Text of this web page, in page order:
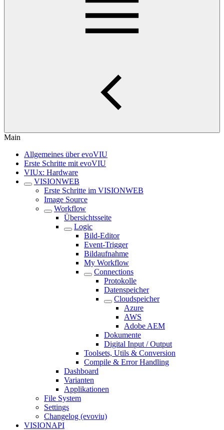
Main
Allgemeines über evoVIU
Erste Schritte mit evoVIU
VIUx: Hardware
VISIONWEB
Erste Schritte im VISIONWEB
Image Source
Workflow
Übersichtsseite
Logic
Bild-Editor
Event-Trigger
Bildaufnahme
My Workflow
Connections
Protokolle
Datenspeicher
Cloudspeicher
Azure
AWS
Adobe AEM
Dokumente
Digital Input / Output
Toolsets, Utils & Conversion
Compile & Error Handling
Dashboard
Varianten
Applikationen
File System
Settings
Changelog (evoviu)
VISIONAPI